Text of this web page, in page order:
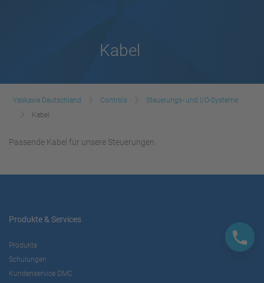
Kabel
Yaskawa Deutschland Controls
Steuerungs- und I/O-Systeme
Kabel
Passende Kabel für unsere Steuerungen.
Produkte & Services
Produkte
Schulungen
Kundenservice DMC